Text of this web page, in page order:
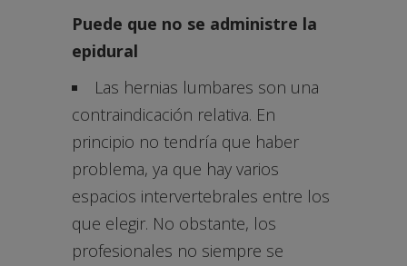
Puede que no se administre la
epidural
Las hernias lumbares son una
contraindicación relativa. En
principio no tendría que haber
problema, ya que hay varios
espacios intervertebrales entre los
que elegir. No obstante, los
profesionales no siempre se